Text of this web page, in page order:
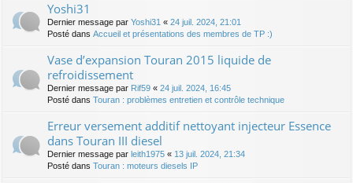
Yoshi31
Dernier message par Yoshi31 « 24 juil. 2024, 21:01
Posté dans Accueil et présentations des membres de TP :)
Vase d’expansion Touran 2015 liquide de
refroidissement
Dernier message par Rif59 « 24 juil. 2024, 16:45
Posté dans Touran : problèmes entretien et contrôle technique
Erreur versement additif nettoyant injecteur Essence
dans Touran III diesel
Dernier message par leith1975 « 13 juil. 2024, 21:34
Posté dans Touran : moteurs diesels IP